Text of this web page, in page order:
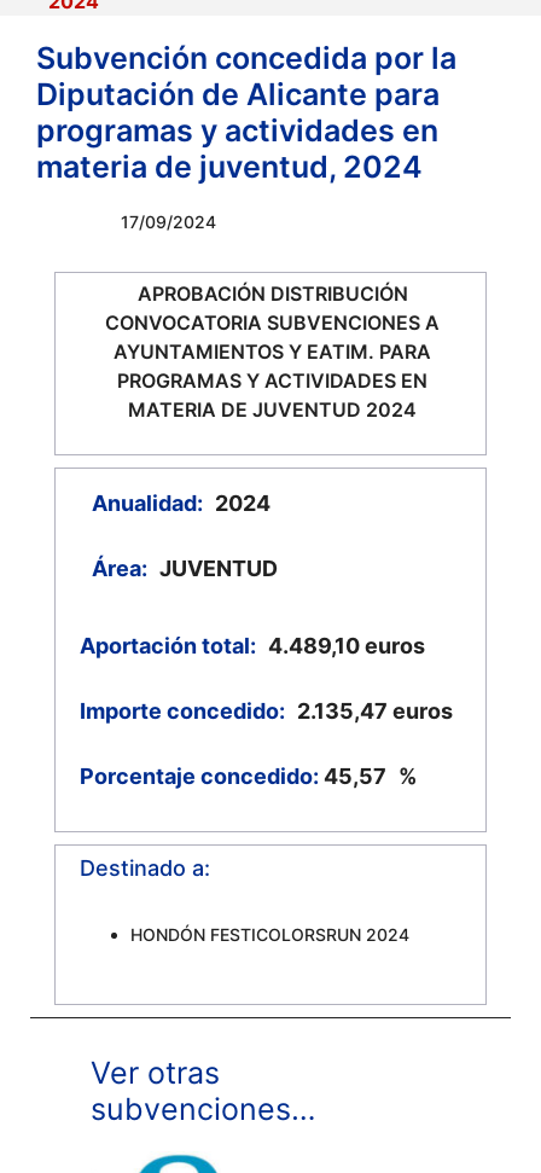
Subvención concedida por la
Diputación de Alicante para
programas y actividades en
materia de juventud, 2024
17/09/2024
APROBACIÓN DISTRIBUCIÓN
CONVOCATORIA SUBVENCIONES A
AYUNTAMIENTOS Y EATIM. PARA
PROGRAMAS Y ACTIVIDADES EN
MATERIA DE JUVENTUD 2024
Anualidad: 2024
Área: JUVENTUD
Aportación total: 4.489,10 euros
Importe concedido: 2.135,47 euros
Porcentaje concedido: 45,57 %
Destinado a:
HONDÓN FESTICOLORSRUN 2024
Ver otras
subvenciones…